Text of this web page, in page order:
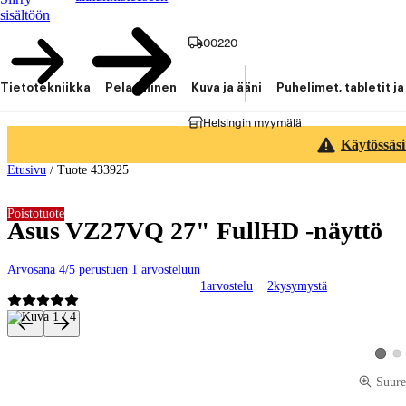
sisältöön
00220
Helsingin myymälä
Tietotekniikka Pelaaminen Kuva ja ääni Puhelimet, tabletit
Etusivu / Tuote 433925
Asus VZ27VQ 27" FullHD -näyttö
Arvosana 4/5 perustuen 1 arvosteluun
1arvostelu 2kysymystä
Poistotuote
Tuotteen kuvat ja videot
Katso